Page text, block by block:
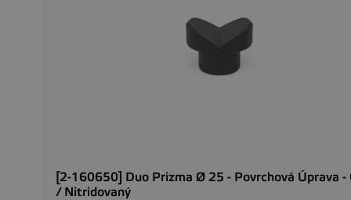
[2-160650] Duo Prizma Ø 25 - Povrchová Úprava -
/ Nitridovaný